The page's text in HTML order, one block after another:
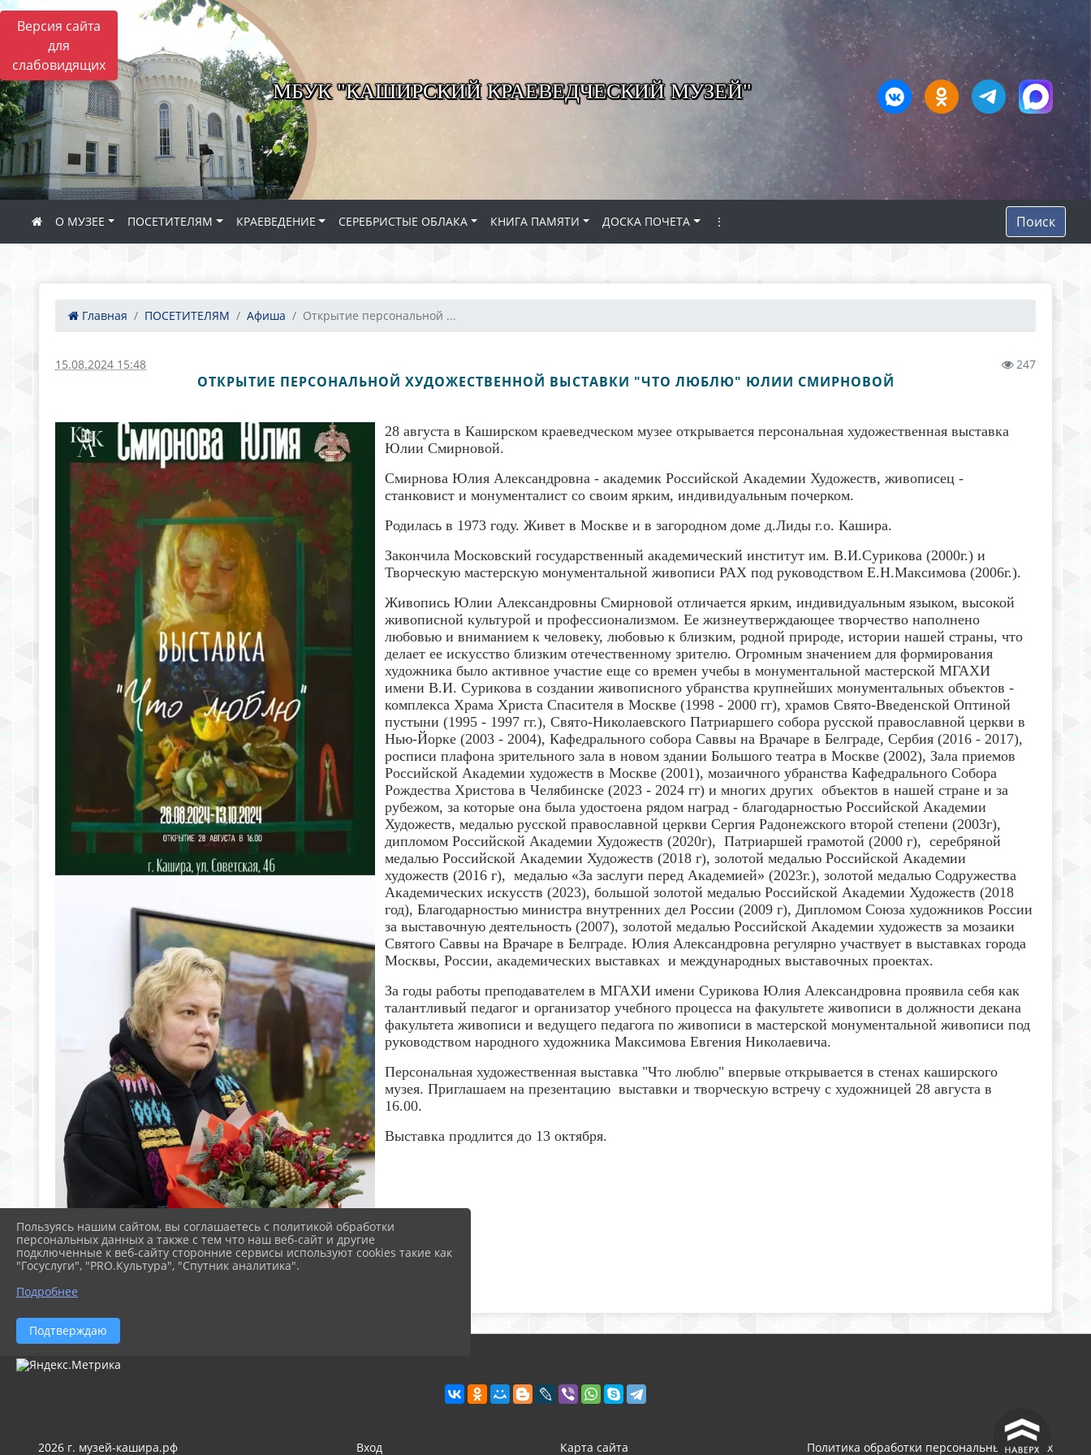
Версия сайта
для
слабовидящих
МБУК "КАШИРСКИЙ КРАЕВЕДЧЕСКИЙ МУЗЕЙ"
О МУЗЕЕ ПОСЕТИТЕЛЯМ КРАЕВЕДЕНИЕ СЕРЕБРИСТЫЕ ОБЛАКА КНИГА ПАМЯТИ ДОСКА ПОЧЕТА ⋮ Поиск
Главная ПОСЕТИТЕЛЯМ Афиша Открытие персональной ...
15.08.2024 15:48 247
ОТКРЫТИЕ ПЕРСОНАЛЬНОЙ ХУДОЖЕСТВЕННОЙ ВЫСТАВКИ "ЧТО ЛЮБЛЮ" ЮЛИИ СМИРНОВОЙ
28 августа в Каширском краеведческом музее открывается персональная художественная выставка
Юлии Смирновой.
Смирнова Юлия Александровна - академик Российской Академии Художеств, живописец -
станковист и монументалист со своим ярким, индивидуальным почерком.
Родилась в 1973 году. Живет в Москве и в загородном доме д.Лиды г.о. Кашира.
Закончила Московский государственный академический институт им. В.И.Сурикова (2000г.) и
Творческую мастерскую монументальной живописи РАХ под руководством Е.Н.Максимова (2006г.).
Живопись Юлии Александровны Смирновой отличается ярким, индивидуальным языком, высокой
живописной культурой и профессионализмом. Ее жизнеутверждающее творчество наполнено
любовью и вниманием к человеку, любовью к близким, родной природе, истории нашей страны, что
делает ее искусство близким отечественному зрителю. Огромным значением для формирования
художника было активное участие еще со времен учебы в монументальной мастерской МГАХИ
имени В.И. Сурикова в создании живописного убранства крупнейших монументальных объектов -
комплекса Храма Христа Спасителя в Москве (1998 - 2000 гг), храмов Свято-Введенской Оптиной
пустыни (1995 - 1997 гг.), Свято-Николаевского Патриаршего собора русской православной церкви в
Нью-Йорке (2003 - 2004), Кафедрального собора Саввы на Врачаре в Белграде, Сербия (2016 - 2017),
росписи плафона зрительного зала в новом здании Большого театра в Москве (2002), Зала приемов
Российской Академии художеств в Москве (2001), мозаичного убранства Кафедрального Собора
Рождества Христова в Челябинске (2023 - 2024 гг) и многих других объектов в нашей стране и за
рубежом, за которые она была удостоена рядом наград - благодарностью Российской Академии
Художеств, медалью русской православной церкви Сергия Радонежского второй степени (2003г),
дипломом Российской Академии Художеств (2020г), Патриаршей грамотой (2000 г), серебряной
медалью Российской Академии Художеств (2018 г), золотой медалью Российской Академии
художеств (2016 г), медалью «За заслуги перед Академией» (2023г.), золотой медалью Содружества
Академических искусств (2023), большой золотой медалью Российской Академии Художеств (2018
год), Благодарностью министра внутренних дел России (2009 г), Дипломом Союза художников России
за выставочную деятельность (2007), золотой медалью Российской Академии художеств за мозаики
Святого Саввы на Врачаре в Белграде. Юлия Александровна регулярно участвует в выставках города
Москвы, России, академических выставках и международных выставочных проектах.
За годы работы преподавателем в МГАХИ имени Сурикова Юлия Александровна проявила себя как
талантливый педагог и организатор учебного процесса на факультете живописи в должности декана
факультета живописи и ведущего педагога по живописи в мастерской монументальной живописи под
руководством народного художника Максимова Евгения Николаевича.
Персональная художественная выставка "Что люблю" впервые открывается в стенах каширского
музея. Приглашаем на презентацию выставки и творческую встречу с художницей 28 августа в
16.00.
Выставка продлится до 13 октября.
^
2026 г. музей-кашира.рф Вход Карта сайта Политика обработки персональных данных
Пользуясь нашим сайтом, вы соглашаетесь с политикой обработки
персональных данных а также с тем что наш веб-сайт и другие
подключенные к веб-сайту сторонние сервисы используют cookies такие как
"Госуслуги", "PRO.Культура", "Спутник аналитика".
Подробнее
Подтверждаю